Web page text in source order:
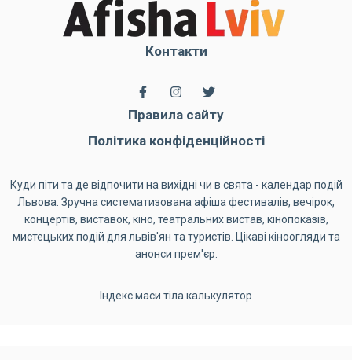
Контакти
Правила сайту
Політика конфіденційності
Куди піти та де відпочити на вихідні чи в свята - календар подій
Львова. Зручна систематизована афіша фестивалів, вечірок,
концертів, виставок, кіно, театральних вистав, кінопоказів,
мистецьких подій для львів'ян та туристів. Цікаві кіноогляди та
анонси прем'єр.
Індекс маси тіла калькулятор